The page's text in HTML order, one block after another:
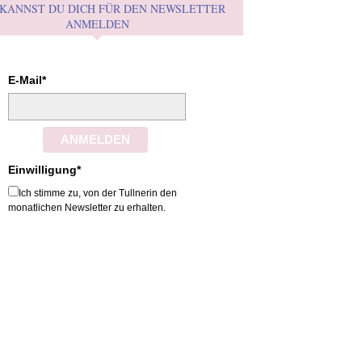
DU DICH FÜR DEN NEWSLETTER
ANMELDEN
E-Mail*
ANMELDEN
Einwilligung*
Ich stimme zu, von der Tullnerin den
monatlichen Newsletter zu erhalten.